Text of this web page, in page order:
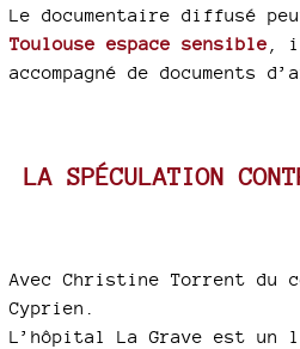
Le documentaire diffusé
Toulouse espace sensible ,
accompagné de documents
LA SPÉCULATION
Avec Christine Torrent du
Cyprien.
L’hôpital La Grave est un